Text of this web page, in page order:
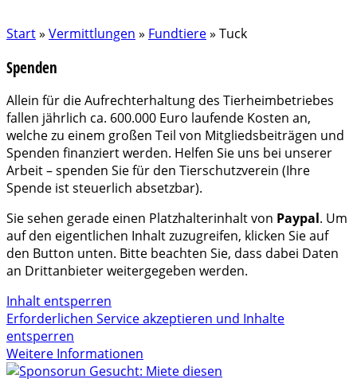
Start» Vermittlungen » Fundtiere» Tuck
Spenden
Allein für die Aufrechterhaltung des Tierheimbetriebes
fallen jährlich ca. 600.000 Euro laufende Kosten an,
welche zu einem großen Teil von Mitgliedsbeiträgen und
Spenden finanziert werden. Helfen Sie uns bei unserer
Arbeit – spenden Sie für den Tierschutzverein (Ihre
Spende ist steuerlich absetzbar).
Sie sehen gerade einen Platzhalterinhalt von Paypal. Um
auf den eigentlichen Inhalt zuzugreifen, klicken Sie auf
den Button unten. Bitte beachten Sie, dass dabei Daten
an Drittanbieter weitergegeben werden.
Inhalt entsperren
Erforderlichen Service akzeptieren und Inhalte
entsperren
Weitere Informationen